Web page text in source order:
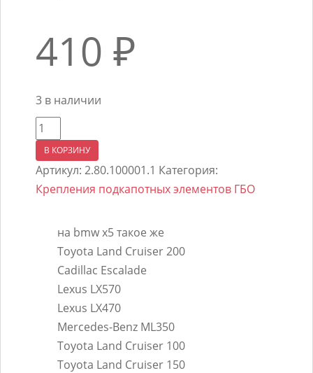
410 ₽
3 в наличии
Количество
товара
Крепление
редуктора
EMER
унив.
образное
В КОРЗИНУ
Артикул: 2.80.100001.1 Категория:
Крепления подкапотных элементов ГБО
на bmw x5 такое же
Toyota Land Cruiser 200
Cadillac Escalade
Lexus LX570
Lexus LX470
Mercedes-Benz ML350
Toyota Land Cruiser 100
Toyota Land Cruiser 150